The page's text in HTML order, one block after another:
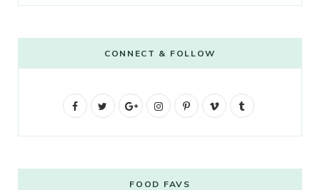
CONNECT & FOLLOW
F
G
g
I
t
P
V
FOOD FAVS